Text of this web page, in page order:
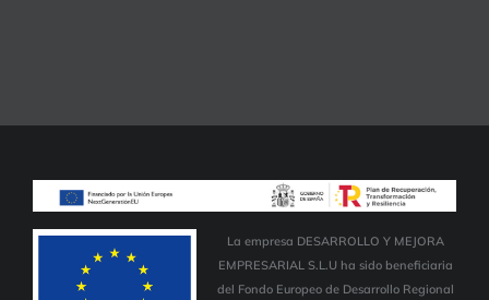
La empresa DESARROLLO Y MEJORA
EMPRESARIAL S.L.U ha sido beneficiaria
del Fondo Europeo de Desarrollo Regional